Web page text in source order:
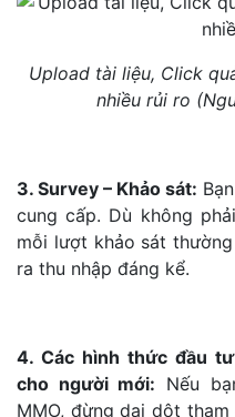
Upload tài liệu, Click
nhiều rủi ro
3. Survey – Khảo sát:
cung cấp. Dù không
mỗi lượt khảo sát
ra thu nhập đáng kể.
4. Các hình thức đầu
cho người mới: Nếu
MMO, đừng dại dột